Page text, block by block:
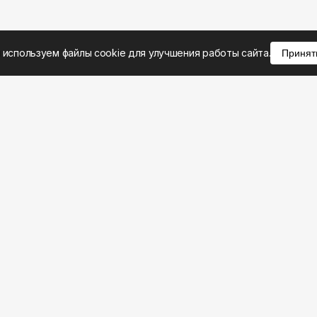
файлы cookie для улучшения работы сайта.